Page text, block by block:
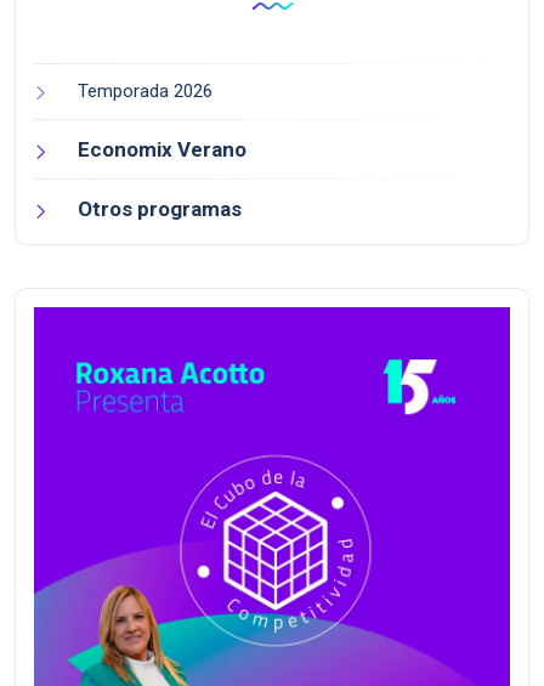
Temporada 2026
Economix Verano
Otros programas